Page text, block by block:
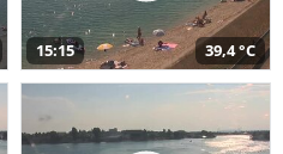
15:15 39,4 °C